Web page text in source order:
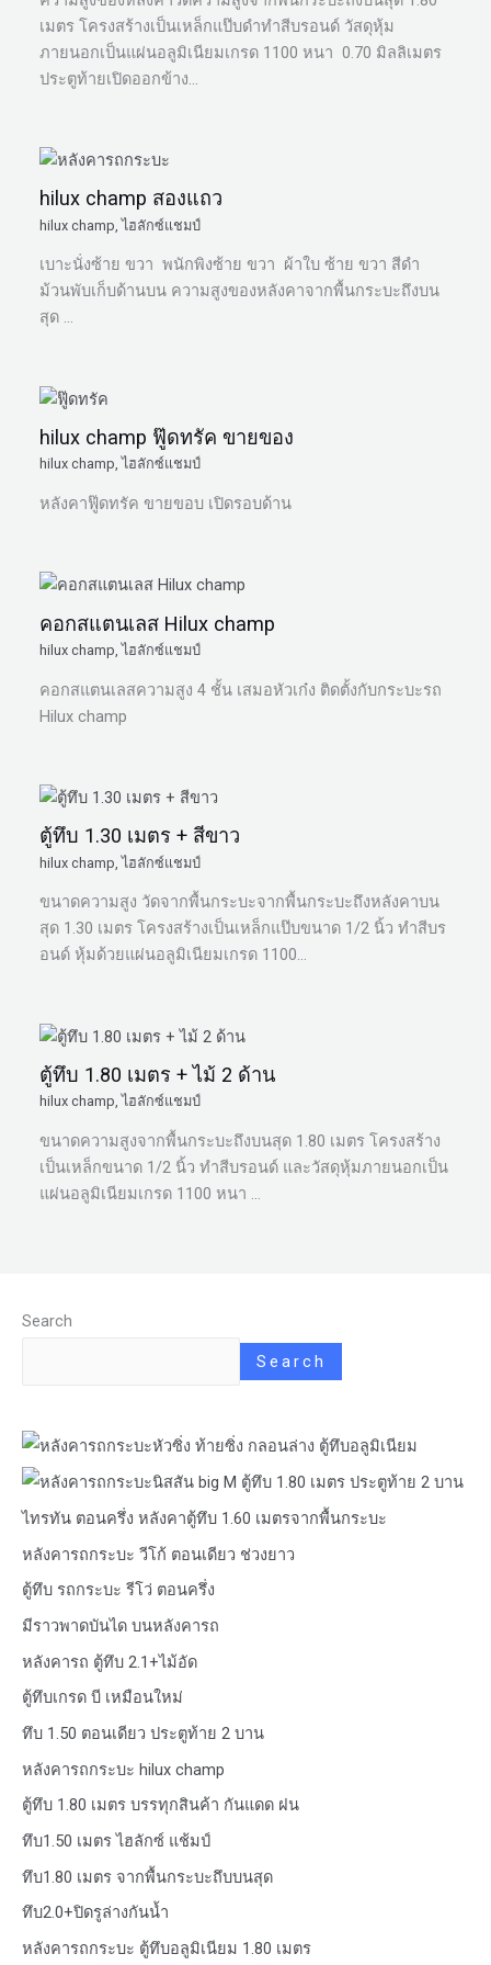
เมตร โครงสร้างเป็นเหล็กแป๊บดำทำสีบรอนด์ วัสดุหุ้ม
ภายนอกเป็นแผ่นอลูมิเนียมเกรด 1100 หนา 0.70 มิลลิเมตร
ประตูท้ายเปิดออกข้าง…
hilux champ สองแถว
hilux champ ,ไฮลักซ์แชมป์
เบาะนั่งซ้าย ขวา พนักพิงซ้าย ขวา ผ้าใบ ซ้าย ขวา สีดำ
ม้วนพับเก็บด้านบน ความสูงของหลังคาจากพื้นกระบะถึงบน
สุด …
hilux champ ฟู๊ดทรัค ขายของ
hilux champ,ไฮลักซ์แชมป์
หลังคาฟู๊ดทรัค ขายขอบ เปิดรอบด้าน
คอกสแตนเลส Hilux champ
hilux champ,ไฮลักซ์แชมป์
คอกสแตนเลสความสูง 4 ชั้น เสมอหัวเก๋ง ติดตั้งกับกระบะรถ
Hilux champ
ตู้ทึบ 1.30 เมตร + สีขาว
hilux champ ,ไฮลักซ์แชมป์
ขนาดความสูง วัดจากพื้นกระบะจากพื้นกระบะถึงหลังคาบน
สุด 1.30 เมตร โครงสร้างเป็นเหล็กแป๊บขนาด 1/2 นิ้ว ทำสีบร
อนด์ หุ้มด้วยแผ่นอลูมิเนียมเกรด 1100…
ตู้ทึบ 1.80 เมตร + ไม้ 2 ด้าน
hilux champ,ไฮลักซ์แชมป์
ขนาดความสูงจากพื้นกระบะถึงบนสุด 1.80 เมตร โครงสร้าง
เป็นเหล็กขนาด 1/2 นิ้ว ทำสีบรอนด์ และวัสดุหุ้มภายนอกเป็น
แผ่นอลูมิเนียมเกรด 1100 หนา …
Search
Search
หัวซิ่ง ท้ายซิ่ง กลอนล่าง ตู้ทึบอลูมิเนียม
นิสสัน big M ตู้ทึบ 1.80 เมตร ประตูท้าย 2 บาน
ไทรทัน ตอนครึ่ง หลังคาตู้ทึบ 1.60 เมตรจากพื้นกระบะ
หลังคารถกระบะ วีโก้ ตอนเดียว ช่วงยาว
ตู้ทึบ รถกระบะ รีโว่ ตอนครึ่ง
มีราวพาดบันได บนหลังคารถ
หลังคารถ ตู้ทึบ 2.1+ไม้อัด
ตู้ทึบเกรด บี เหมือนใหม่
ทึบ 1.50 ตอนเดียว ประตูท้าย 2 บาน
หลังคารถกระบะ hilux champ
ตู้ทึบ 1.80 เมตร บรรทุกสินค้า กันแดด ฝน
ทึบ1.50 เมตร ไฮลักซ์ แช้มป์
ทึบ1.80 เมตร จากพื้นกระบะถึบบนสุด
ทึบ2.0+ปิดรูล่างกันน้ำ
หลังคารถกระบะ ตู้ทึบอลูมิเนียม 1.80 เมตร